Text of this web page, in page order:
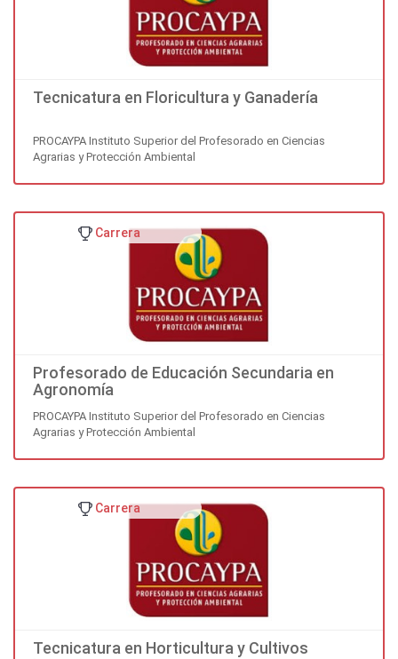
Tecnicatura en Floricultura y Ganadería
PROCAYPA Instituto Superior del Profesorado en Ciencias
Agrarias y Protección Ambiental
Profesorado de Educación Secundaria en
Agronomía
PROCAYPA Instituto Superior del Profesorado en Ciencias
Agrarias y Protección Ambiental
Carrera
Tecnicatura en Horticultura y Cultivos
Carrera